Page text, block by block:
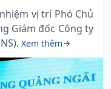
vị trí Phó Chủ
Giám đốc Công ty
Xem thêm